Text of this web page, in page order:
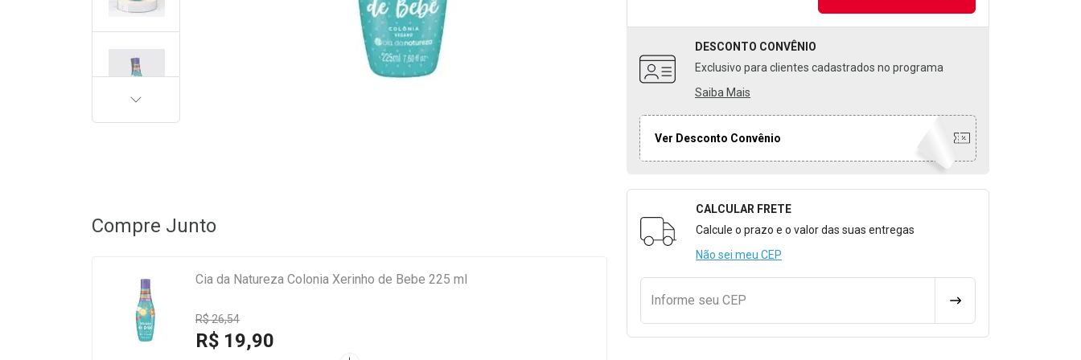
DESCONTO CONVÊNIO
Exclusivo para clientes cadastrados no programa
Saiba Mais
Ver Desconto Convênio
Formulário para Calcular o Frete
CALCULAR FRETE
Calcule o prazo e o valor das suas entregas
Não sei meu CEP
Informe seu CEP CALCULAR FRETE
PRÓXIMA
Compre Junto
Cia da Natureza Colonia Xerinho de Bebe 225 ml
R$ 26,54
R$ 19,90